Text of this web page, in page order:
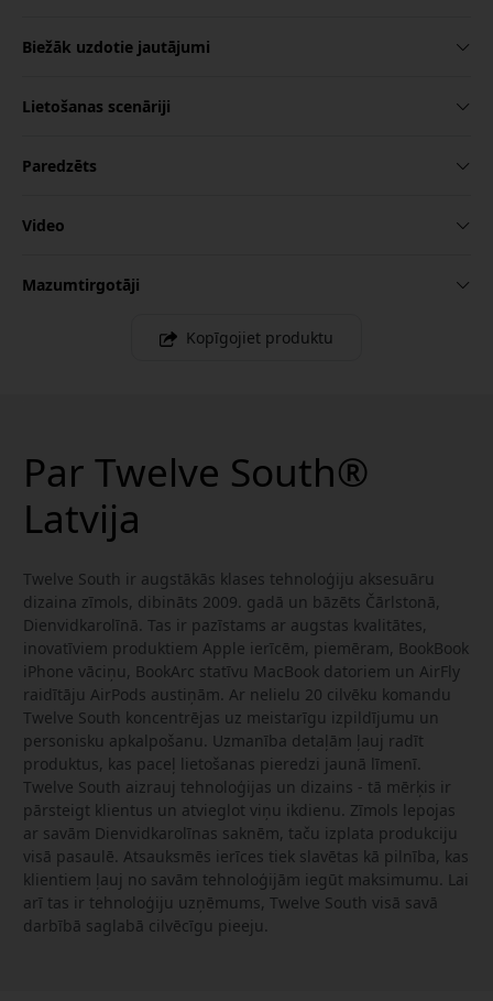
Biežāk uzdotie jautājumi
Lietošanas scenāriji
Paredzēts
Video
Mazumtirgotāji
Kopīgojiet produktu
Par Twelve South®
Latvija
Twelve South ir augstākās klases tehnoloģiju aksesuāru
dizaina zīmols, dibināts 2009. gadā un bāzēts Čārlstonā,
Dienvidkarolīnā. Tas ir pazīstams ar augstas kvalitātes,
inovatīviem produktiem Apple ierīcēm, piemēram, BookBook
iPhone vāciņu, BookArc statīvu MacBook datoriem un AirFly
raidītāju AirPods austiņām. Ar nelielu 20 cilvēku komandu
Twelve South koncentrējas uz meistarīgu izpildījumu un
personisku apkalpošanu. Uzmanība detaļām ļauj radīt
produktus, kas paceļ lietošanas pieredzi jaunā līmenī.
Twelve South aizrauj tehnoloģijas un dizains - tā mērķis ir
pārsteigt klientus un atvieglot viņu ikdienu. Zīmols lepojas
ar savām Dienvidkarolīnas saknēm, taču izplata produkciju
visā pasaulē. Atsauksmēs ierīces tiek slavētas kā pilnība, kas
klientiem ļauj no savām tehnoloģijām iegūt maksimumu. Lai
arī tas ir tehnoloģiju uzņēmums, Twelve South visā savā
darbībā saglabā cilvēcīgu pieeju.